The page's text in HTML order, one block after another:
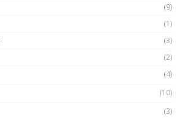
(9)
(1)
(3)
(2)
(4)
(10)
(3)